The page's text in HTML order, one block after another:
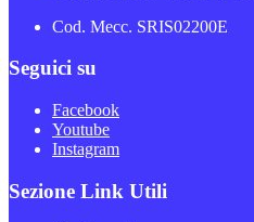
Cod. Mecc. SRIS02200E
Seguici su
Facebook
Youtube
Instagram
Sezione Link Utili